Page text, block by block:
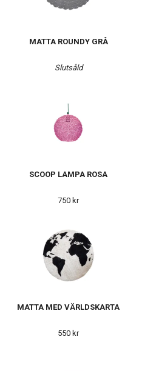
MATTA ROUNDY GRÅ
Slutsåld
SCOOP LAMPA ROSA
750 kr
MATTA MED VÄRLDSKARTA
550 kr